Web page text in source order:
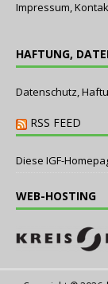
Impressum,
HAFTUNG,
Datenschutz,
RSS FEED
Diese IGF-
WEB-HOSTING